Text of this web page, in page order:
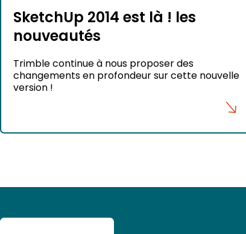
SketchUp 2014 est là ! les
nouveautés
Trimble continue à nous proposer des
changements en profondeur sur cette nouvelle
version !